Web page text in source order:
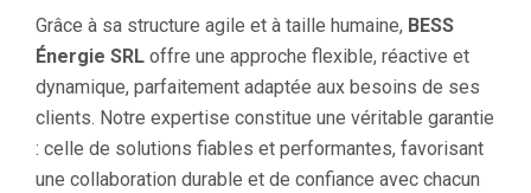
Grâce à sa structure agile et à taille humaine, BESS
Énergie SRL offre une approche flexible, réactive et
dynamique, parfaitement adaptée aux besoins de ses
clients. Notre expertise constitue une véritable garantie
: celle de solutions fiables et performantes, favorisant
une collaboration durable et de confiance avec chacun